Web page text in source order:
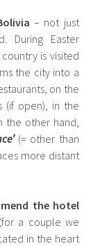
– not just
During Easter
country is visited
the city into a
on the
(if open), in the
the other hand,
(= other than
more distant
the hotel
a couple we
in the heart